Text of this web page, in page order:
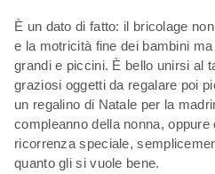
È un dato di fatto: il bricolage
e la motricità fine dei bambini
grandi e piccini. È bello unirsi al
graziosi oggetti da regalare poi
un regalino di Natale per la
compleanno della nonna,
ricorrenza speciale,
quanto gli si vuole bene.